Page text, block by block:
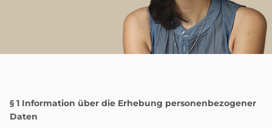
§ 1 Information über die Erhebung personenbezogener
Daten